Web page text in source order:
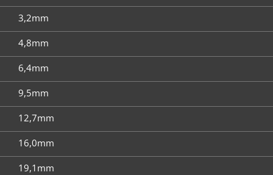
3,2mm
4,8mm
6,4mm
9,5mm
12,7mm
16,0mm
19,1mm